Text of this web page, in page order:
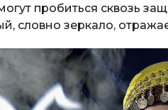
пробиться сквозь
словно зеркало,